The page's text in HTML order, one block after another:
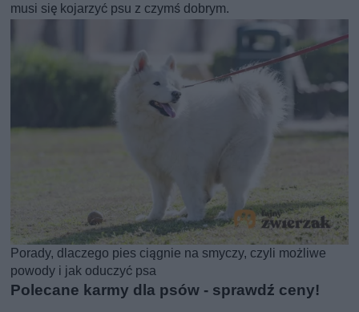
musi się kojarzyć psu z czymś dobrym.
Porady, dlaczego pies ciągnie na smyczy, czyli możliwe
powody i jak oduczyć psa
Polecane karmy dla psów - sprawdź ceny!